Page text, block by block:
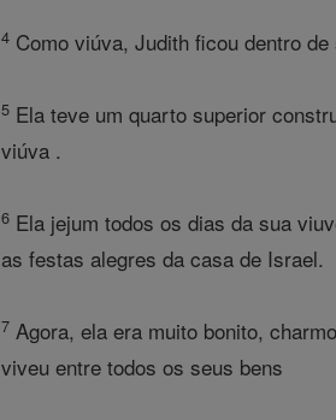
4 Como viúva, Judith ficou dentro
5 Ela teve um quarto superior
viúva .
6 Ela jejum todos os dias da sua
as festas alegres da casa de Israel.
7 Agora, ela era muito bonito,
viveu entre todos os seus bens